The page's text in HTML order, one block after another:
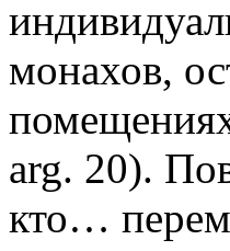
монахов,
arg. 20).
кто…